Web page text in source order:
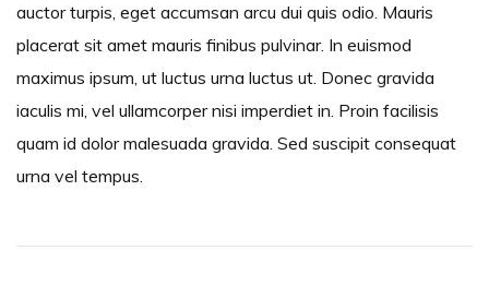
auctor turpis, eget accumsan arcu dui quis odio. Mauris
placerat sit amet mauris finibus pulvinar. In euismod
maximus ipsum, ut luctus urna luctus ut. Donec gravida
iaculis mi, vel ullamcorper nisi imperdiet in. Proin facilisis
quam id dolor malesuada gravida. Sed suscipit consequat
urna vel tempus.